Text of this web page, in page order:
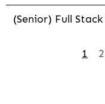
(Senior) Full
1 2